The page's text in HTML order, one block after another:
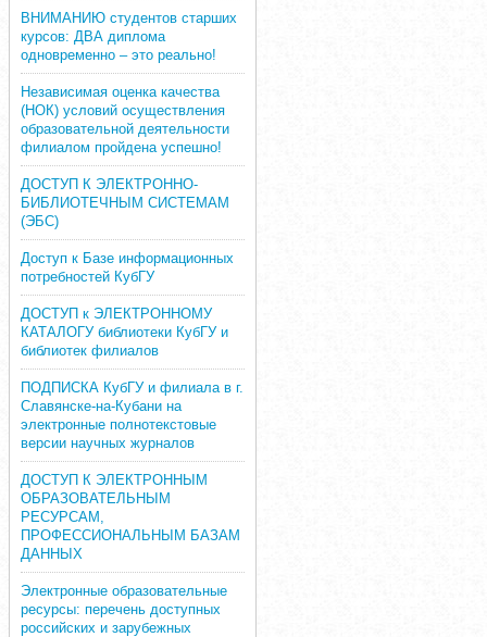
ВНИМАНИЮ студентов старших
курсов: ДВА диплома
одновременно – это реально!
Независимая оценка качества
(НОК) условий осуществления
образовательной деятельности
филиалом пройдена успешно!
ДОСТУП К ЭЛЕКТРОННО-
БИБЛИОТЕЧНЫМ СИСТЕМАМ
(ЭБС)
Доступ к Базе информационных
потребностей КубГУ
ДОСТУП к ЭЛЕКТРОННОМУ
КАТАЛОГУ библиотеки КубГУ и
библиотек филиалов
ПОДПИСКА КубГУ и филиала в г.
Славянске-на-Кубани на
электронные полнотекстовые
версии научных журналов
ДОСТУП К ЭЛЕКТРОННЫМ
ОБРАЗОВАТЕЛЬНЫМ
РЕСУРСАМ,
ПРОФЕССИОНАЛЬНЫМ БАЗАМ
ДАННЫХ
Электронные образовательные
ресурсы: перечень доступных
российских и зарубежных